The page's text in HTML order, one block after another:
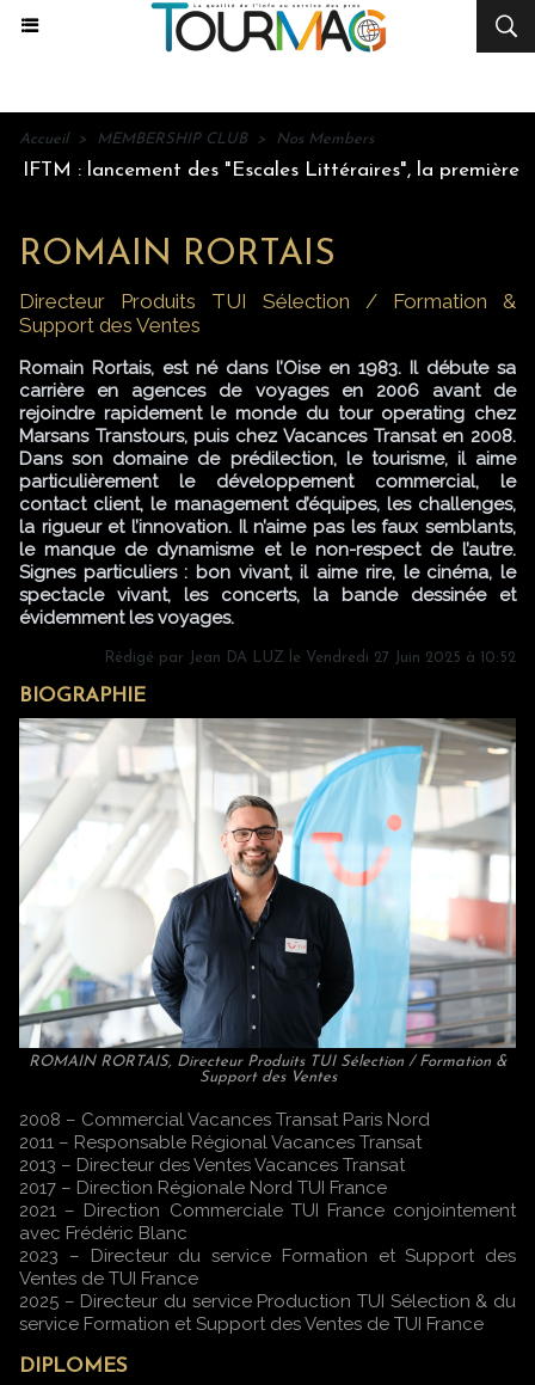
Accueil > MEMBERSHIP CLUB > Nos Members
: lancement des "Escales Littéraires", la première
ROMAIN RORTAIS
Directeur Produits TUI Sélection / Formation &
Support des Ventes
Romain Rortais, est né dans l’Oise en 1983. Il débute sa
carrière en agences de voyages en 2006 avant de
rejoindre rapidement le monde du tour operating chez
Marsans Transtours, puis chez Vacances Transat en 2008.
Dans son domaine de prédilection, le tourisme, il aime
particulièrement le développement commercial, le
contact client, le management d’équipes, les challenges,
la rigueur et l’innovation. Il n’aime pas les faux semblants,
le manque de dynamisme et le non-respect de l’autre.
Signes particuliers : bon vivant, il aime rire, le cinéma, le
spectacle vivant, les concerts, la bande dessinée et
évidemment les voyages.
Rédigé par Jean DA LUZ le Vendredi 27 Juin 2025 à 10:52
BIOGRAPHIE
ROMAIN RORTAIS, Directeur Produits TUI Sélection / Formation &
Support des Ventes
2008 – Commercial Vacances Transat Paris Nord
2011 – Responsable Régional Vacances Transat
2013 – Directeur des Ventes Vacances Transat
2017 – Direction Régionale Nord TUI France
2021 – Direction Commerciale TUI France conjointement
avec Frédéric Blanc
2023 – Directeur du service Formation et Support des
Ventes de TUI France
2025 – Directeur du service Production TUI Sélection & du
service Formation et Support des Ventes de TUI France
DIPLOMES